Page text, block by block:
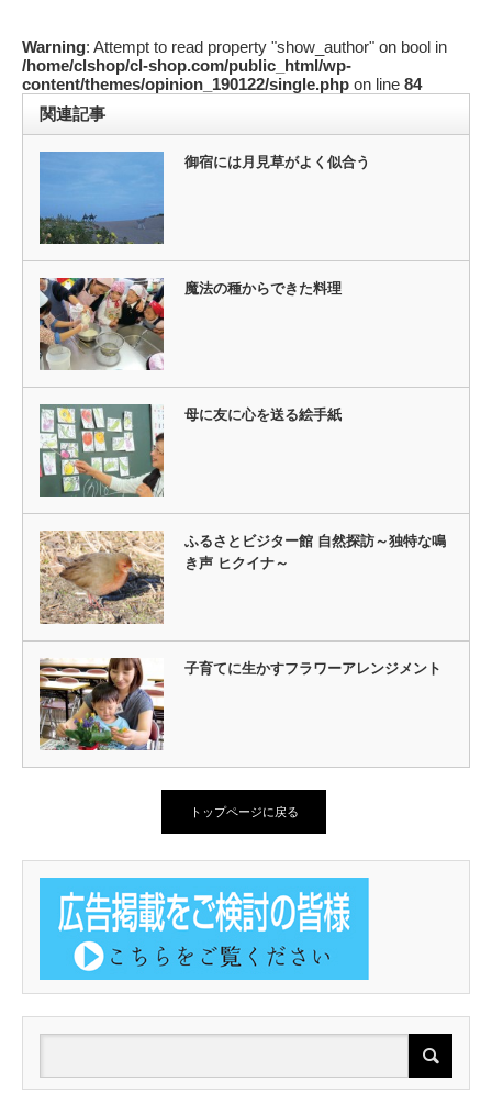
Warning: Attempt to read property "show_author" on bool in
/home/clshop/cl-shop.com/public_html/wp-
content/themes/opinion_190122/single.php on line 84
関連記事
御宿には月見草がよく似合う
魔法の種からできた料理
母に友に心を送る絵手紙
ふるさとビジター館 自然探訪～独特な鳴
き声 ヒクイナ～
子育てに生かすフラワーアレンジメント
トップページに戻る